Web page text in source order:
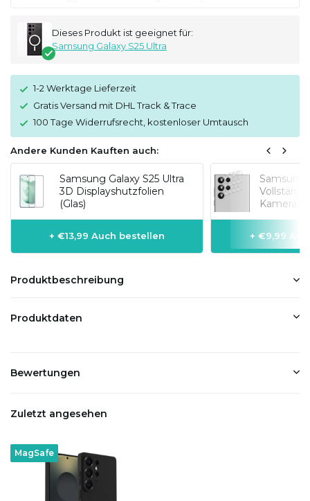
Dieses Produkt ist geeignet für:
Samsung Galaxy S25 Ultra
1-2 Werktage Lieferzeit
Gratis Versand mit DHL Track & Trace
100 Tage Widerrufsrecht, kostenloser Umtausch
Andere Kunden Kauften auch:
Samsung Galaxy S25 Ultra
3D Displayshutzfolien
(Glas)
+ €13,99 Auch bestellen
Samsung
+ €9,99
Produktbeschreibung
Produktdaten
Bewertungen
Zuletzt angesehen
MagSafe